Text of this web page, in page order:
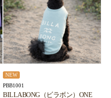
NEW
PBB1001
BILLABONG（ビラボン）ONE